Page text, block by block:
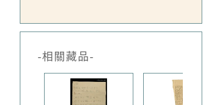
-相關藏品-